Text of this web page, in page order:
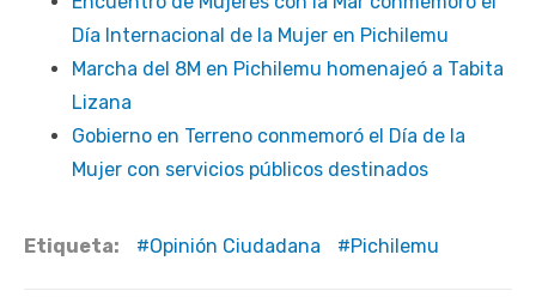
Día Internacional de la Mujer en Pichilemu
Marcha del 8M en Pichilemu homenajeó a Tabita
Lizana
Gobierno en Terreno conmemoró el Día de la
Mujer con servicios públicos destinados
Etiqueta: Opinión Ciudadana Pichilemu